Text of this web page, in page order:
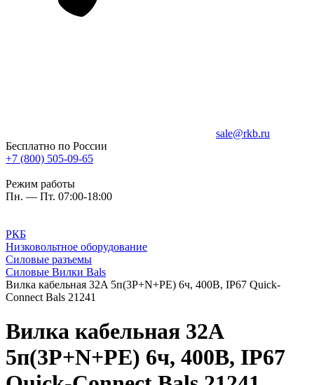
sale@rkb.ru
Бесплатно по России
+7 (800) 505-09-65
Режим работы
Пн. — Пт. 07:00-18:00
РКБ
Низковольтное оборудование
Силовые разъемы
Силовые Вилки Bals
Вилка кабельная 32A 5п(3P+N+PE) 6ч, 400В, IP67 Quick-
Connect Bals 21241
Вилка кабельная 32A
5п(3P+N+PE) 6ч, 400В, IP67